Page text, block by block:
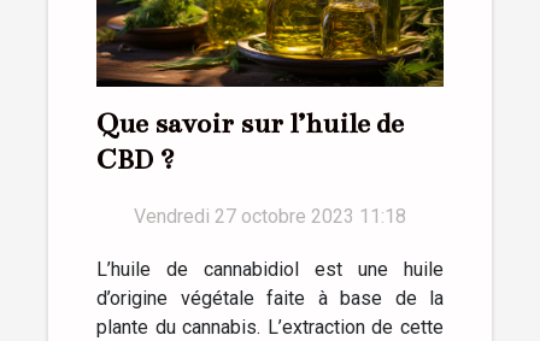
Que savoir sur l’huile de
CBD ?
Vendredi 27 octobre 2023 11:18
L’huile de cannabidiol est une huile
d’origine végétale faite à base de la
plante du cannabis. L’extraction de cette